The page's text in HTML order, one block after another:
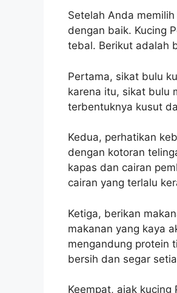
Setelah Anda
dengan baik. Kucing
tebal. Berikut adalah
Pertama, sikat bulu
karena itu, sikat bulu
terbentuknya kusut
Kedua, perhatikan
dengan kotoran
kapas dan cairan
cairan yang terlalu
Ketiga, berikan
makanan yang kaya
mengandung protein
bersih dan segar
Keempat, ajak